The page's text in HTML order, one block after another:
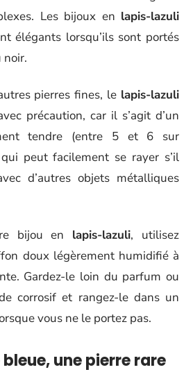
Les bijoux en lapis-lazuli
élégants lorsqu’ils sont portés
noir.
pierres fines, le lapis-lazuli
précaution, car il s’agit d’un
tendre (entre 5 et 6 sur
peut facilement se rayer s’il
d’autres objets métalliques
bijou en lapis-lazuli, utilisez
doux légèrement humidifié à
Gardez-le loin du parfum ou
corrosif et rangez-le dans un
vous ne le portez pas.
bleue, une pierre rare